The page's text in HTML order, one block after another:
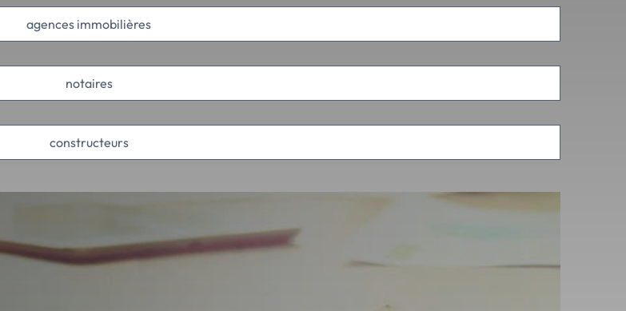
agences immobilières
notaires
constructeurs